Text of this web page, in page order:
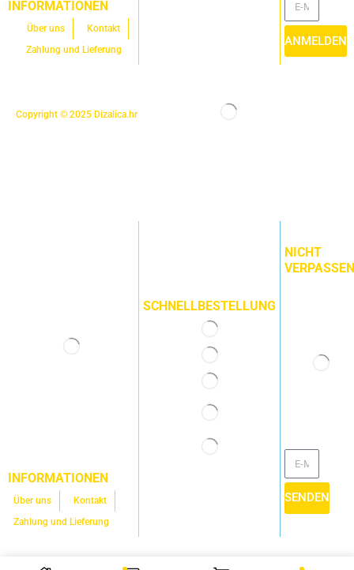
INFORMATIONEN
Über uns
Kontakt
Zahlung und Lieferung
ANMELDEN
Copyright © 2025 Dizalica.hr
INFORMATIONEN
Über uns
Kontakt
Zahlung und Lieferung
SCHNELLBESTELLUNG
NICHT
SENDEN